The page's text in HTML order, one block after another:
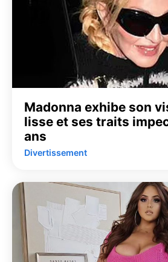
Madonna exhibe son
lisse et ses traits
ans
Divertissement